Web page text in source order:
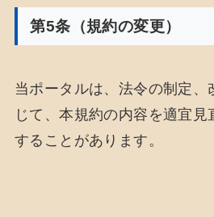
第5条（規約の変更）
当ポータルは、法令の制定、
じて、本規約の内容を適宜見
することがあります。